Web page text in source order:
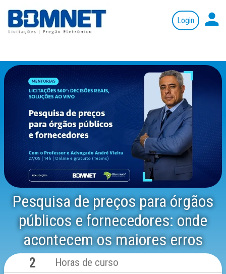
person
Pesquisa de preços para órgãos
públicos e fornecedores: onde
acontecem os maiores erros
2 Horas de curso